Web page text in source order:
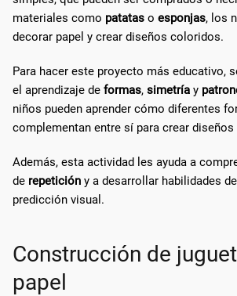
materiales como patatas o esponjas, los
decorar papel y crear diseños coloridos.
Para hacer este proyecto más educativo,
el aprendizaje de formas, simetría y
niños pueden aprender cómo diferentes
complementan entre sí para crear
Además, esta actividad les ayuda a
de repetición y a desarrollar habilidades
predicción visual.
Construcción de
papel